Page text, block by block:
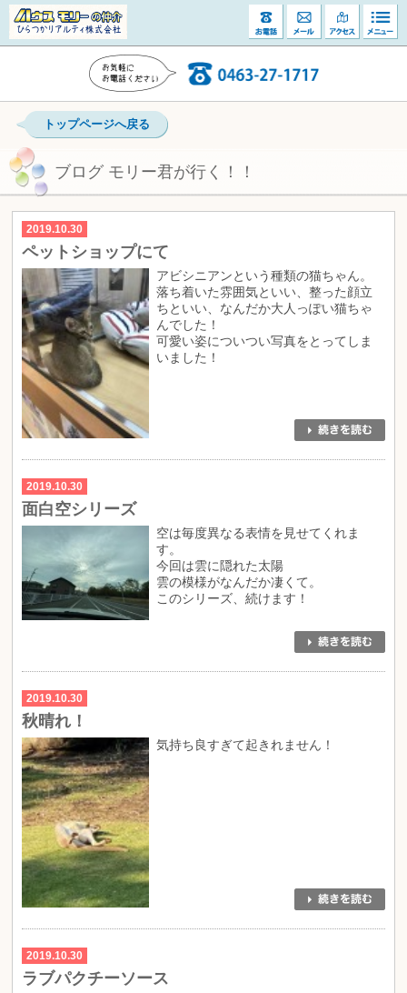
トップページへ戻る
ブログ モリー君が行く！！
2019.10.30
ペットショップにて
アビシニアンという種類の猫ちゃん。
落ち着いた雰囲気といい、整った顔立
ちといい、なんだか大人っぽい猫ちゃ
んでした！
可愛い姿についつい写真をとってしま
いました！
2019.10.30
面白空シリーズ
空は毎度異なる表情を見せてくれま
す。
今回は雲に隠れた太陽
雲の模様がなんだか凄くて。
このシリーズ、続けます！
2019.10.30
秋晴れ！
気持ち良すぎて起きれません！
2019.10.30
ラブパクチーソース